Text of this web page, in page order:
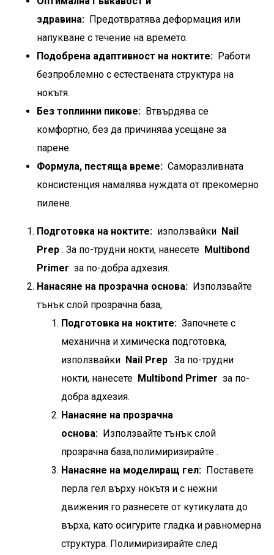
здравина: Предотвратява деформация или
напукване с течение на времето.
Подобрена адаптивност на ноктите: Работи
безпроблемно с естествената структура на
нокътя.
Без топлинни пикове: Втвърдява се
комфортно, без да причинява усещане за
парене.
Формула, пестяща време: Саморазливната
консистенция намалява нуждата от прекомерно
пилене.
Подготовка на ноктите: използвайки Nail
Prep . За по-трудни нокти, нанесете Multibond
Primer за по-добра адхезия.
Нанасяне на прозрачна основа: Използвайте
тънък слой прозрачна база,
Подготовка на ноктите: Започнете с
механична и химическа подготовка,
използвайки Nail Prep . За по-трудни
нокти, нанесете Multibond Primer за по-
добра адхезия.
Нанасяне на прозрачна
основа: Използвайте тънък слой
прозрачна база,полимиризирайте .
Нанасяне на моделиращ гел: Поставете
перла гел върху нокътя и с нежни
движения го разнесете от кутикулата до
върха, като осигурите гладка и равномерна
структура. Полимиризирайте след